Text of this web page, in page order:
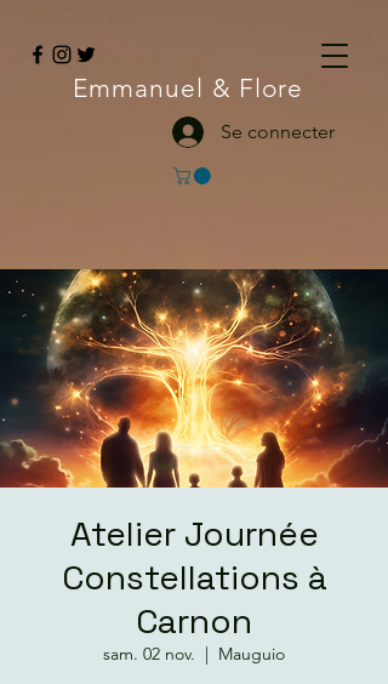
Emmanuel & Flore
Se connecter
Atelier Journée
Constellations à
Carnon
sam. 02 nov.
  |
Mauguio